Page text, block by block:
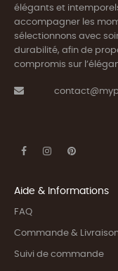
élégants et
accompagner les
sélectionnons avec
durabilité, afin de
compromis sur
Aide & Informations
FAQ
Commande &
Suivi de commande